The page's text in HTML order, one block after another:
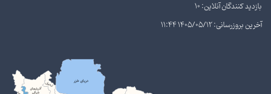
بازدید کنندگان آنلاین: 10
آخرین بروزرسانی: 1405/05/12 11:44